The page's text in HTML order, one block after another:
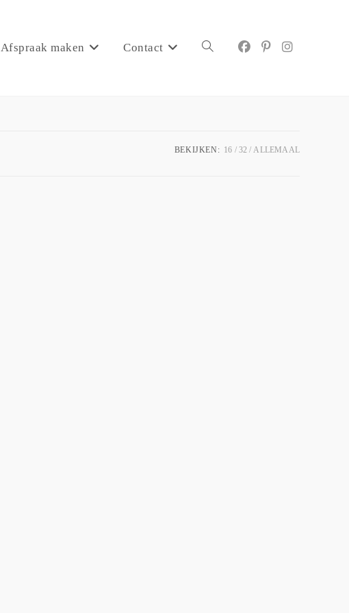
Afspraak maken Contact
BEKIJKEN: 16 32 ALLEMAAL